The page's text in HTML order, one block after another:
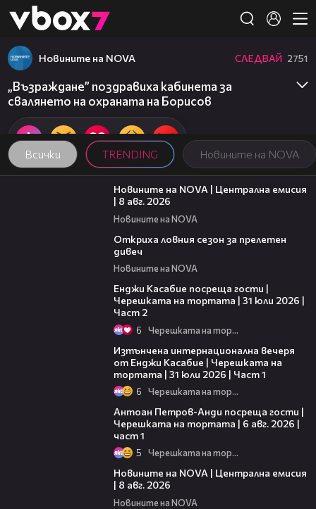
👾
Всички TRENDING Новините на NOVA
Новините на NOVA СЛЕДВАЙ 2751
„Възраждане” поздравиха кабинета за
свалянето на охраната на Борисов
29:15
Новините на NOVA | Централна емисия
| 8 авг. 2026
Новините на NOVA
Откриха ловния сезон за прелетен
дивеч
Новините на NOVA
Енджи Касабие посреща гости |
Черешката на тортата | 31 юли 2026 |
Част 2
6 Черешката на тортата
Изтънчена интернационална вечеря
от Енджи Касабие | Черешката на
тортата | 31 юли 2026 | Част 1
6 Черешката на тортата
Антоан Петров-Анди посреща гости |
Черешката на тортата | 6 авг. 2026 |
част 1
5 Черешката на тортата
Новините на NOVA | Централна емисия
| 8 авг. 2026
Новините на NOVA